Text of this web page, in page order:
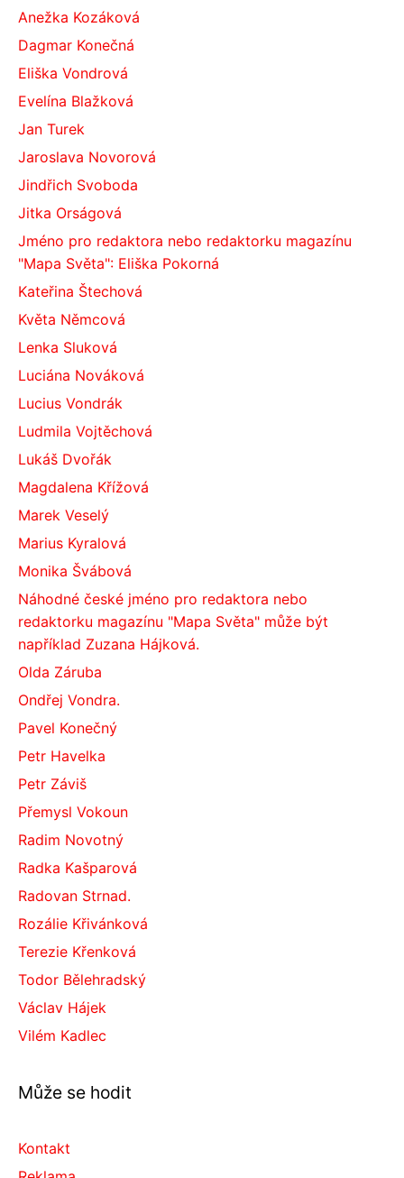
Anežka Kozáková
Dagmar Konečná
Eliška Vondrová
Evelína Blažková
Jan Turek
Jaroslava Novorová
Jindřich Svoboda
Jitka Orságová
Jméno pro redaktora nebo redaktorku magazínu
"Mapa Světa": Eliška Pokorná
Kateřina Štechová
Květa Němcová
Lenka Sluková
Luciána Nováková
Lucius Vondrák
Ludmila Vojtěchová
Lukáš Dvořák
Magdalena Křížová
Marek Veselý
Marius Kyralová
Monika Švábová
Náhodné české jméno pro redaktora nebo
redaktorku magazínu "Mapa Světa" může být
například Zuzana Hájková.
Olda Záruba
Ondřej Vondra.
Pavel Konečný
Petr Havelka
Petr Záviš
Přemysl Vokoun
Radim Novotný
Radka Kašparová
Radovan Strnad.
Rozálie Křivánková
Terezie Křenková
Todor Bělehradský
Václav Hájek
Vilém Kadlec
Může se hodit
Kontakt